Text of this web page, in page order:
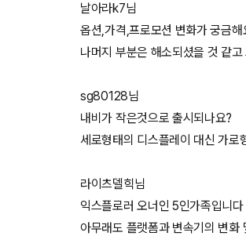
날아라k7님
옵션,가격,프로모션 변화가 궁금해
나머지 부분은 해소되셨을 것 같
sg80128님
내비가 작은것으로 출시되나요?
세로형태의 디스플레이 대신 가
라이츠델힉님
익스플로러 오너인 5인가족입니
아무래도 플랫폼과 변속기의 변화